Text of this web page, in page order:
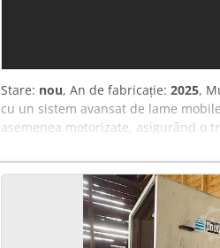
Stare: nou, An de fabricație: 2025,
cu un sistem avansat de lame
asemenea motorizate, asigurând o
(Lame Mobile), unitatea de tăiere
dinamic pentru a se adapta la
extinderii capacității de tăiere: prin
important de menționat că lamele
eficientă de elemente cu lățimi
poziționarea lamelor la producții de